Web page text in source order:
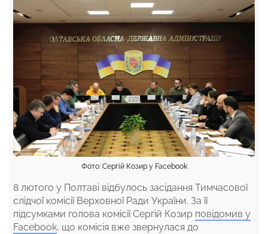
Фото: Сергій Козир у Facebook
8 лютого у Полтаві відбулось засідання Тимчасової
слідчої комісії Верховної Ради України. За її
підсумками голова комісії Сергій Козир повідомив у
Facebook, що комісія вже звернулася до